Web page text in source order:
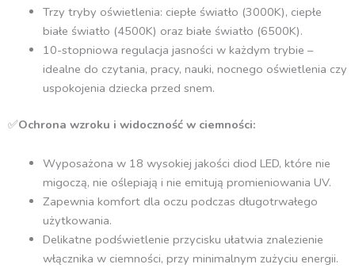
Trzy tryby oświetlenia: ciepłe światło (3000K), ciepłe
białe światło (4500K) oraz białe światło (6500K).
10-stopniowa regulacja jasności w każdym trybie –
idealne do czytania, pracy, nauki, nocnego oświetlenia czy
uspokojenia dziecka przed snem.
✅Ochrona wzroku i widoczność w ciemności:
Wyposażona w 18 wysokiej jakości diod LED, które nie
migoczą, nie oślepiają i nie emitują promieniowania UV.
Zapewnia komfort dla oczu podczas długotrwałego
użytkowania.
Delikatne podświetlenie przycisku ułatwia znalezienie
włącznika w ciemności, przy minimalnym zużyciu energii.